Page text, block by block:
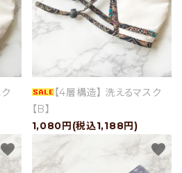
【4層構造】 洗えるマスク
【B】
1,080円(税込1,188円)
favorite favorite